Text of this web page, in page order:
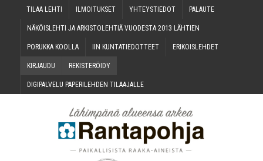
TILAA LEH­TI ILMOI­TUK­SET YHTEYS­TIE­DOT PALAU­TE
NÄKÖIS­LEH­TI JA ARKIS­TO­LEH­TIÄ VUO­DES­TA 2013 LÄHTIEN
PORUK­KA KOOLLA IIN KUN­TA­TIE­DOT­TEET ERI­KOIS­LEH­DET
KIR­JAU­DU REKIS­TE­RÖI­DY
DIGI­PAL­VE­LU PAPE­RI­LEH­DEN TILAAJALLE